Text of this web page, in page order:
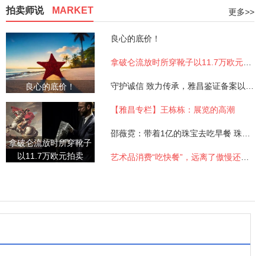
拍卖师说 MARKET 更多>>
良心的底价！
拿破仑流放时所穿靴子
以11.7万欧元拍卖
良心的底价！
【雅昌专栏】王栋栋：展览的高潮